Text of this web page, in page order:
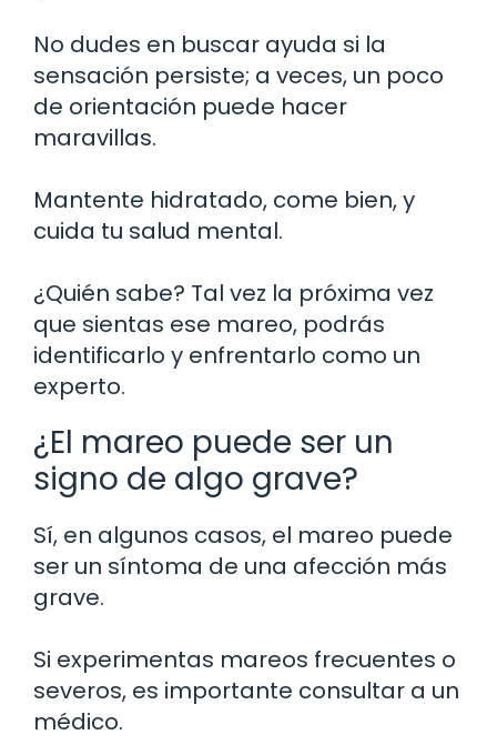
No dudes en buscar ayuda si la
sensación persiste; a veces, un poco
de orientación puede hacer
maravillas.
Mantente hidratado, come bien, y
cuida tu salud mental.
¿Quién sabe? Tal vez la próxima vez
que sientas ese mareo, podrás
identificarlo y enfrentarlo como un
experto.
¿El mareo puede ser un
signo de algo grave?
Sí, en algunos casos, el mareo puede
ser un síntoma de una afección más
grave.
Si experimentas mareos frecuentes o
severos, es importante consultar a un
médico.